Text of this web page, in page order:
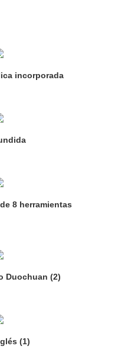
incorporada
8 herramientas
Duochuan (2)
(1)